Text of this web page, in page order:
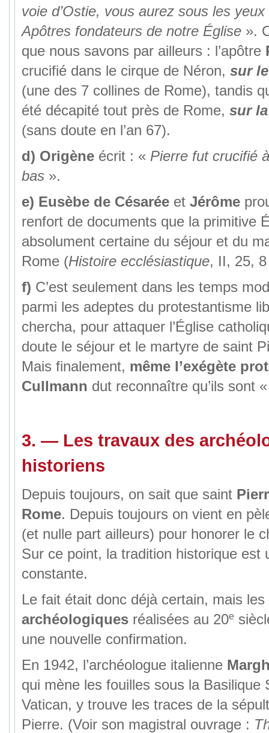
voie d’Ostie, vous aurez sous les
Apôtres fondateurs de notre Église».
que nous savons par ailleurs : l’apôtre
crucifié dans le cirque de Néron, sur
(une des 7 collines de Rome), tandis
été décapité tout près de Rome, sur
(sans doute en l’an 67).
d) Origèneécrit : « Pierre fut crucifié
bas».
e) Eusèbe de Césaréeet Jérôme
renfort de documents que la primitive
absolument certaine du séjour et du
Rome (Histoire ecclésiastique, II, 25,
f) C’est seulement dans les temps
parmi les adeptes du protestantisme
chercha, pour attaquer l’Église
doute le séjour et le martyre de saint
Mais finalement, même l’exégète
Cullmann dut reconnaître qu’ils sont
3. — Les travaux des
historiens
Depuis toujours, on sait que saint
Rome. Depuis toujours on vient en
(et nulle part ailleurs) pour honorer le
Sur ce point, la tradition historique est
constante.
Le fait était donc déjà certain, mais les
archéologiquesréalisées au 20e
une nouvelle confirmation.
En 1942, l’archéologue italienne
qui mène les fouilles sous la Basilique
Vatican, y trouve les traces de la
Pierre. (Voir son magistral ouvrage :